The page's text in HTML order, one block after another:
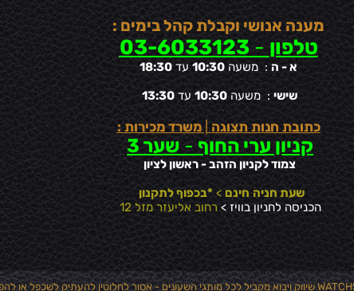
מענה אנושי וקבלת קהל בימים :
טלפון-
03-6033123
א - ה : משעה 10:30 עד 18:30
שישי : משעה10:30 עד13:30
כתובת חנות תצוגה|משרד מכירות :
קניון ערי החוף - שער 3
צמוד לקניון הזהב - ראשון לציון
שעת חניה חינם > *בכפוף לתקנון
הכניסה לחניון בוויז > רחוב אליעזר מזל 12